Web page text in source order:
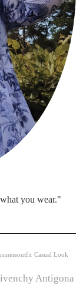
you wear."
Casual Look
Antigona